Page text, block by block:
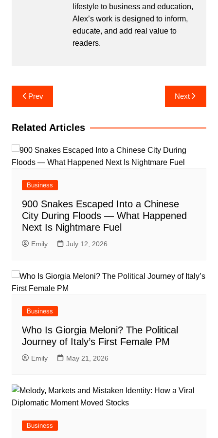
lifestyle to business and education,
Alex’s work is designed to inform,
educate, and add real value to
readers.
Post
navigation
Prev Next
Related Articles
Business
900 Snakes Escaped Into a Chinese
City During Floods — What Happened
Next Is Nightmare Fuel
Emily July 12, 2026
Business
Who Is Giorgia Meloni? The Political
Journey of Italy’s First Female PM
Emily May 21, 2026
Business